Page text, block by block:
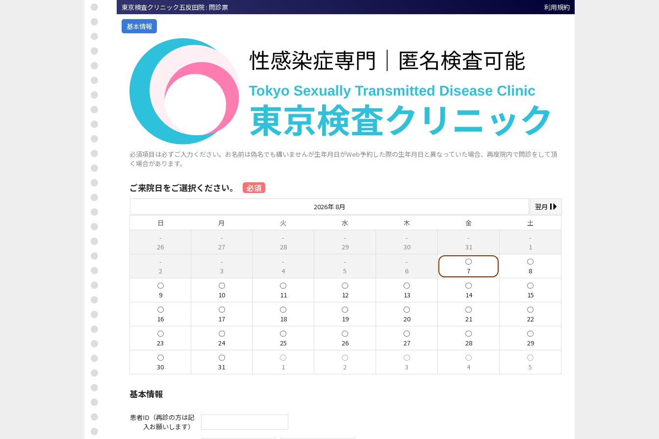
東京検査クリニック五反田院 : 問診票 利用規約
基本情報
必須項目は必ずご入力ください。お名前は偽名でも構いませんが生年月日がWeb予約した際の生年月日と異なっていた場合、再度院内で問診をして頂
く場合があります。
ご来院日をご選択ください。 必須
2026年 8月
翌月
日
月 火 水 木 金 土
26 27 28 29 30 31 1
2 3 4 5 6 7 8
9 10 11 12 13 14 15
16 17 18 19 20 21 22
23 24 25 26 27 28 29
30 31 1 2 3 4 5
基本情報
患者ID（再診の方は記
入お願いします）